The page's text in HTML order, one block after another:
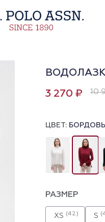
3 270 ₽ 10
ЦВЕТ:
РАЗМЕР
XS (42) S